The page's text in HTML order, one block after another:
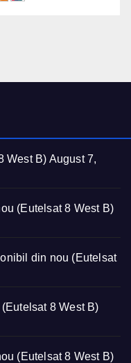
West B) August 7,
(Eutelsat 8 West B)
din nou (Eutelsat
8 West B)
(Eutelsat 8 West B)